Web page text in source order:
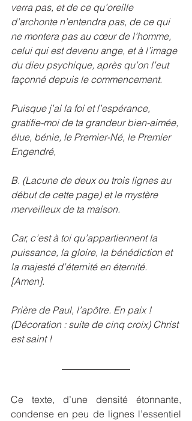
verra pas, et de ce qu’oreille
d’archonte n’entendra pas, de ce qui
ne montera pas au cœur de l’homme,
celui qui est devenu ange, et à l’image
du dieu psychique, après qu’on l’eut
façonné depuis le commencement.
Puisque j’ai la foi et l’espérance,
gratifie-moi de ta grandeur bien-aimée,
élue, bénie, le Premier-Né, le Premier
Engendré,
B. (Lacune de deux ou trois lignes au
début de cette page) et le mystère
merveilleux de ta maison.
Car, c’est à toi qu’appartiennent la
puissance, la gloire, la bénédiction et
la majesté d’éternité en éternité.
[Amen].
Prière de Paul, l’apôtre. En paix !
(Décoration : suite de cinq croix) Christ
est saint !
Ce texte, d’une densité étonnante,
condense en peu de lignes l’essentiel